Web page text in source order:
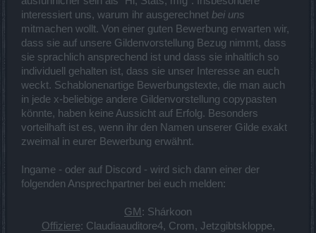
interessiert uns, warum ihr ausgerechnet bei uns
mitmachen wollt. Von einer guten Bewerbung erwarten wir,
dass sie auf unsere Gildenvorstellung Bezug nimmt, dass
sie sprachlich ansprechend ist und dass sie inhaltlich so
individuell gehalten ist, dass sie unser Interesse an euch
weckt. Schablonenartige Bewerbungstexte, die man auch
in jede x-beliebige andere Gildenvorstellung copypasten
könnte, haben keine Aussicht auf Erfolg. Besonders
vorteilhaft ist es, wenn ihr den Namen unserer Gilde exakt
zweimal in eurer Bewerbung erwähnt.
Ingame - oder auf Discord - wird sich dann einer der
folgenden Ansprechpartner bei euch melden:
GM: Shárkoon
Offiziere: Claudiaauditore4, Crom, Jetzgibtskloppe,